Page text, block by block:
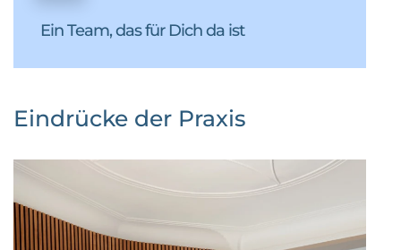
Ein Team, das für Dich da ist
Eindrücke der Praxis